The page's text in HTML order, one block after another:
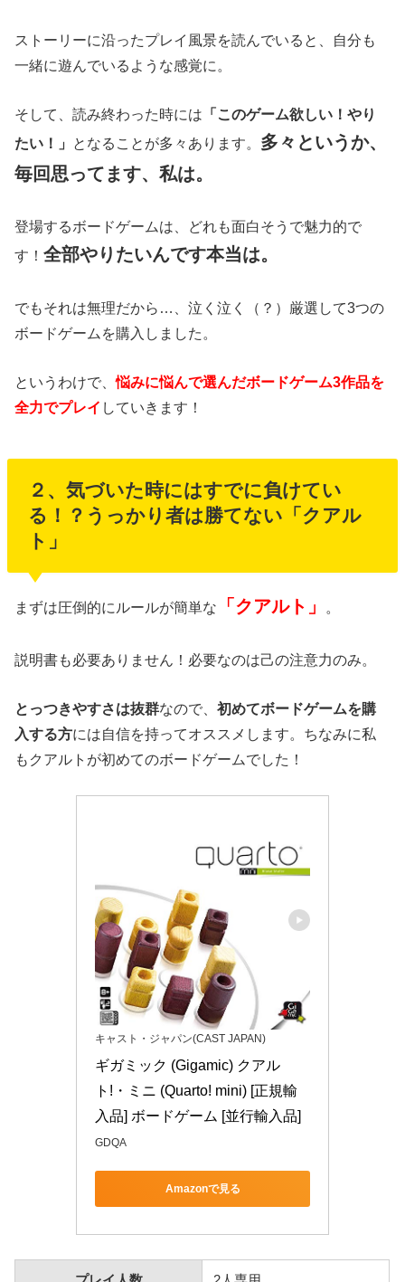
ストーリーに沿ったプレイ風景を読んでいると、自分も
一緒に遊んでいるような感覚に。
そして、読み終わった時には 「このゲーム欲しい！やり
たい！」 となることが多々あります。 多々というか、
毎回思ってます、私は。
登場するボードゲームは、どれも面白そうで魅力的で
す！全部やりたいんです本当は。
でもそれは無理だから…、泣く泣く（？）厳選して3つの
ボードゲームを購入しました。
というわけで、悩みに悩んで選んだボードゲーム3作品を
全力でプレイ していきます！
２、気づいた時にはすでに負けてい
る！？うっかり者は勝てない「クアル
ト」
まずは圧倒的にルールが簡単な 「クアルト」 。
説明書も必要ありません！必要なのは己の注意力のみ。
とっつきやすさは抜群なので、初めてボードゲームを購
入する方には自信を持ってオススメします。ちなみに私
もクアルトが初めてのボードゲームでした！
キャスト・ジャパン(CAST JAPAN)
ギガミック (Gigamic) クアル
ト!・ミニ (Quarto! mini) [正規輸
入品] ボードゲーム [並行輸入品]
GDQA
Amazonで見る